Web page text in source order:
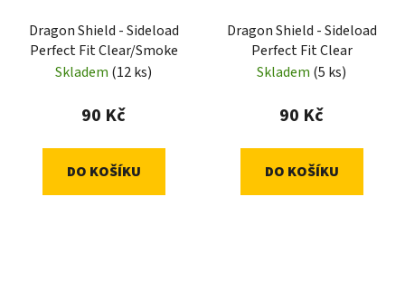
Dragon Shield - Sideload
Perfect Fit Clear/Smoke
Skladem (12 ks)
90 Kč
DO KOŠÍKU
Dragon Shield - Sideload
Perfect Fit Clear
Skladem (5 ks)
90 Kč
DO KOŠÍKU